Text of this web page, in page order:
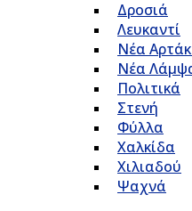
Δροσιά
Λευκαντί
Νέα
Νέα
Πολιτικά
Στενή
Φύλλα
Χαλκίδα
Χιλιαδού
Ψαχνά